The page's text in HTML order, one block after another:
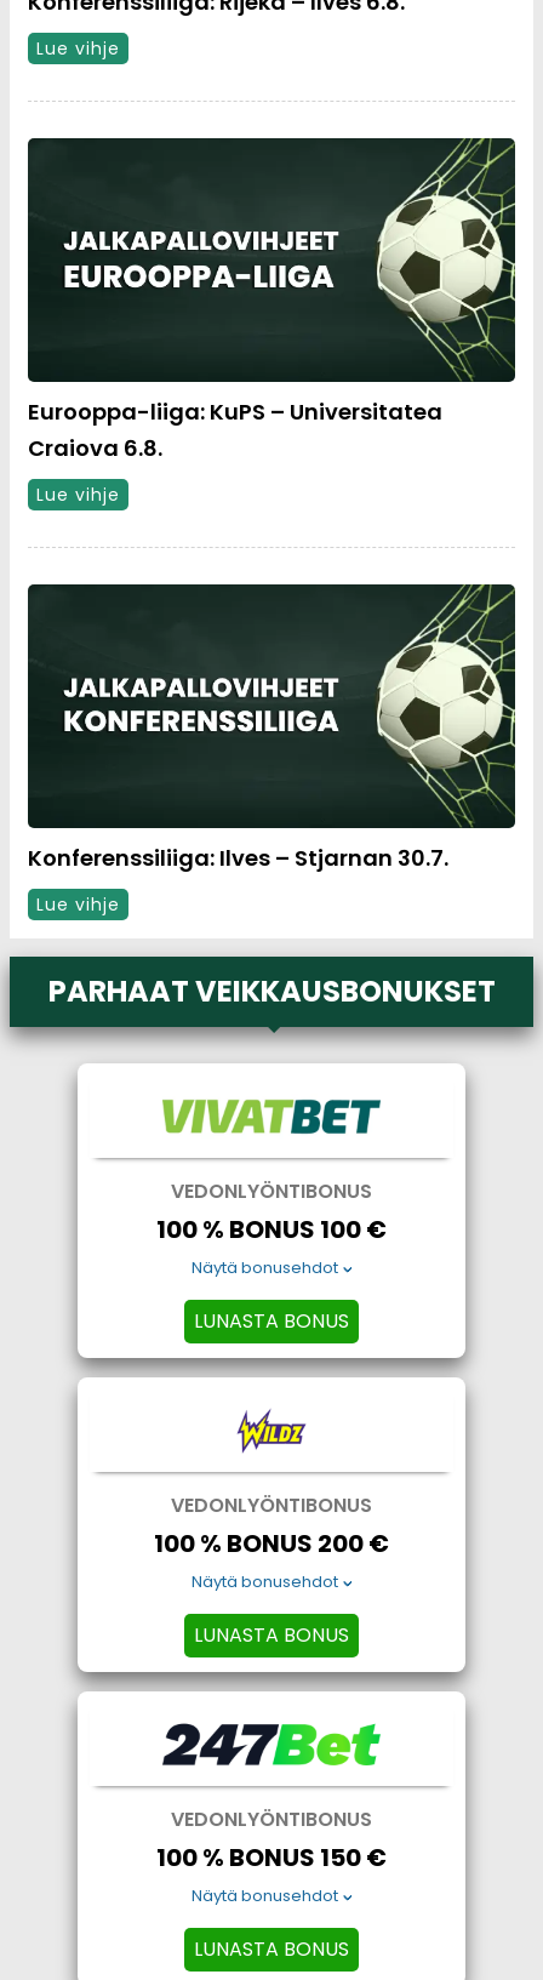
Lue vihje
Eurooppa-liiga: KuPS – Universitatea
Craiova 6.8.
Lue vihje
Konferenssiliiga: Ilves – Stjarnan 30.7.
Lue vihje
PARHAAT VEIKKAUSBONUKSET
VEDONLYÖNTIBONUS
100 % BONUS 100 €
Näytä bonusehdot
LUNASTA BONUS
VEDONLYÖNTIBONUS
100 % BONUS 200 €
Näytä bonusehdot
LUNASTA BONUS
VEDONLYÖNTIBONUS
100 % BONUS 150 €
Näytä bonusehdot
LUNASTA BONUS